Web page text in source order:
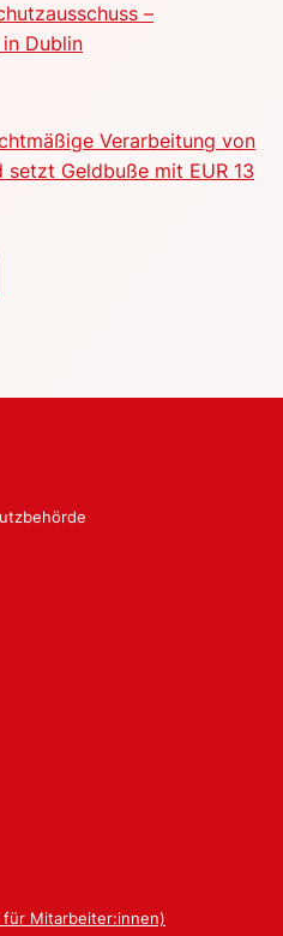
–
Dublin
Verarbeitung von
Geldbuße mit EUR 13
Mitarbeiter:innen)